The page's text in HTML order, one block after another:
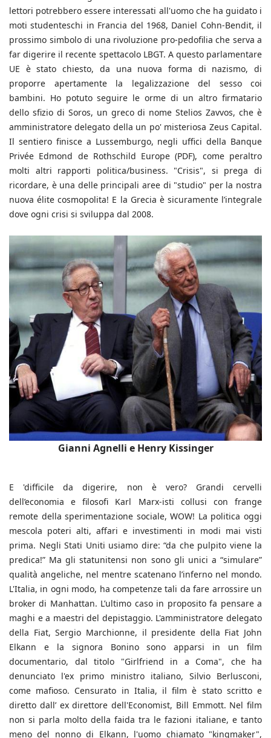
lettori potrebbero essere interessati all'uomo che ha guidato i
moti studenteschi in Francia del 1968, Daniel Cohn-Bendit, il
prossimo simbolo di una rivoluzione pro-pedofilia che serva a
far digerire il recente spettacolo LBGT. A questo parlamentare
UE è stato chiesto, da una nuova forma di nazismo, di
proporre apertamente la legalizzazione del sesso coi
bambini. Ho potuto seguire le orme di un altro firmatario
dello sfizio di Soros, un greco di nome Stelios Zavvos, che è
amministratore delegato della un po' misteriosa Zeus Capital.
Il sentiero finisce a Lussemburgo, negli uffici della Banque
Privée Edmond de Rothschild Europe (PDF), come peraltro
molti altri rapporti politica/business. "Crisis", si prega di
ricordare, è una delle principali aree di "studio" per la nostra
nuova élite cosmopolita! E la Grecia è sicuramente l’integrale
dove ogni crisi si sviluppa dal 2008.
Gianni Agnelli e Henry Kissinger
E 'difficile da digerire, non è vero? Grandi cervelli
dell’economia e filosofi Karl Marx-isti collusi con frange
remote della sperimentazione sociale, WOW! La politica oggi
mescola poteri alti, affari e investimenti in modi mai visti
prima. Negli Stati Uniti usiamo dire: “da che pulpito viene la
predica!” Ma gli statunitensi non sono gli unici a “simulare”
qualità angeliche, nel mentre scatenano l’inferno nel mondo.
L'Italia, in ogni modo, ha competenze tali da fare arrossire un
broker di Manhattan. L’ultimo caso in proposito fa pensare a
maghi e a maestri del depistaggio. L'amministratore delegato
della Fiat, Sergio Marchionne, il presidente della Fiat John
Elkann e la signora Bonino sono apparsi in un film
documentario, dal titolo "Girlfriend in a Coma", che ha
denunciato l'ex primo ministro italiano, Silvio Berlusconi,
come mafioso. Censurato in Italia, il film è stato scritto e
diretto dall’ ex direttore dell'Economist, Bill Emmott. Nel film
non si parla molto della faida tra le fazioni italiane, e tanto
meno del nonno di Elkann, l'uomo chiamato "kingmaker",